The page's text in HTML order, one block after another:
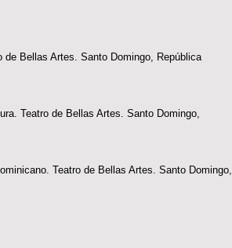
Bellas Artes. Santo Domingo, República
Teatro de Bellas Artes. Santo Domingo,
Teatro de Bellas Artes. Santo Domingo,